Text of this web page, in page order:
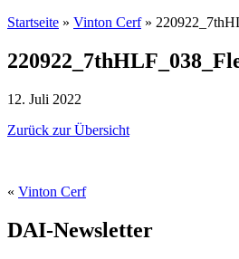
Startseite » Vinton Cerf»
12. Juli 2022
Zurück zur Übersicht
« Vinton Cerf
DAI-Newsletter